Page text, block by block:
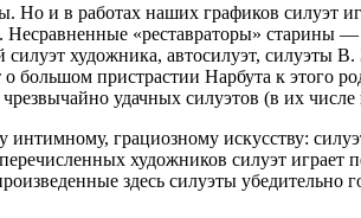
Но и в работах наших графиков силуэт
Несравненные «реставраторы» старины —
художника, автосилуэт, силуэты
пристрастии Нарбута к этого
удачных силуэтов (в их
интимному, грациозному искусству:
художников силуэт
здесь силуэты убедительно